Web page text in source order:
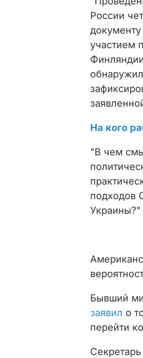
России
участием
На кого
"В чем
подходов
Бывший
заявил о
перейти